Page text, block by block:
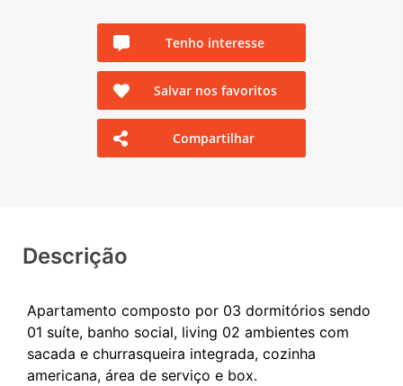
Tenho interesse
Salvar nos favoritos
Compartilhar
Descrição
Apartamento composto por 03 dormitórios sendo
01 suíte, banho social, living 02 ambientes com
sacada e churrasqueira integrada, cozinha
americana, área de serviço e box.